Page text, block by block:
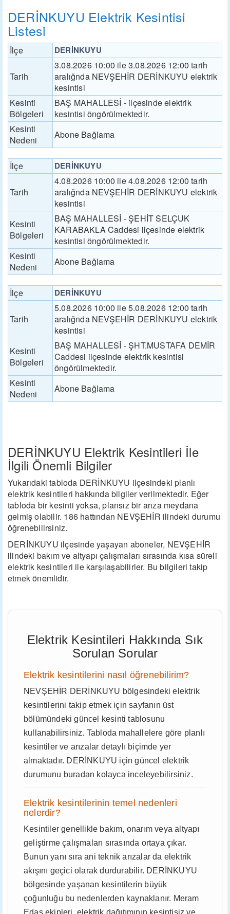
DERİNKUYU Elektrik Kesintisi
Listesi
İlçe DERİNKUYU
Tarih
3.08.2026 10:00 ile 3.08.2026 12:00 tarih
aralığnda NEVŞEHİR DERİNKUYU elektrik
kesintisi
Kesinti
Bölgeleri
BAŞ MAHALLESİ - ilçesinde elektrik
kesintisi öngörülmektedir.
Kesinti
Nedeni
Abone Bağlama
İlçe DERİNKUYU
Tarih
4.08.2026 10:00 ile 4.08.2026 12:00 tarih
aralığnda NEVŞEHİR DERİNKUYU elektrik
kesintisi
Kesinti
Bölgeleri
BAŞ MAHALLESİ - ŞEHİT SELÇUK
KARABAKLA Caddesi ilçesinde elektrik
kesintisi öngörülmektedir.
Kesinti
Nedeni
Abone Bağlama
İlçe DERİNKUYU
Tarih
5.08.2026 10:00 ile 5.08.2026 12:00 tarih
aralığnda NEVŞEHİR DERİNKUYU elektrik
kesintisi
Kesinti
Bölgeleri
BAŞ MAHALLESİ - ŞHT.MUSTAFA DEMİR
Caddesi ilçesinde elektrik kesintisi
öngörülmektedir.
Kesinti
Nedeni
Abone Bağlama
DERİNKUYU Elektrik Kesintileri İle
İlgili Önemli Bilgiler
Yukarıdaki tabloda DERİNKUYU ilçesindeki planlı
elektrik kesintileri hakkında bilgiler verilmektedir. Eğer
tabloda bir kesinti yoksa, plansız bir arıza meydana
gelmiş olabilir. 186 hattından NEVŞEHİR ilindeki durumu
öğrenebilirsiniz.
DERİNKUYU ilçesinde yaşayan aboneler, NEVŞEHİR
ilindeki bakım ve altyapı çalışmaları sırasında kısa süreli
elektrik kesintileri ile karşılaşabilirler. Bu bilgileri takip
etmek önemlidir.
Elektrik Kesintileri Hakkında Sık
Sorulan Sorular
Elektrik kesintilerini nasıl öğrenebilirim?
NEVŞEHİR DERİNKUYU bölgesindeki elektrik
kesintilerini takip etmek için sayfanın üst
bölümündeki güncel kesinti tablosunu
kullanabilirsiniz. Tabloda mahallelere göre planlı
kesintiler ve arızalar detaylı biçimde yer
almaktadır. DERİNKUYU için güncel elektrik
durumunu buradan kolayca inceleyebilirsiniz.
Elektrik kesintilerinin temel nedenleri
nelerdir?
Kesintiler genellikle bakım, onarım veya altyapı
geliştirme çalışmaları sırasında ortaya çıkar.
Bunun yanı sıra ani teknik arızalar da elektrik
akışını geçici olarak durdurabilir. DERİNKUYU
bölgesinde yaşanan kesintilerin büyük
çoğunluğu bu nedenlerden kaynaklanır. Meram
Edaş ekipleri, elektrik dağıtımının kesintisiz ve